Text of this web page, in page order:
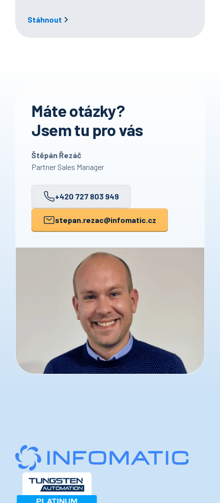
Stáhnout
Máte otázky?
Jsem tu pro vás
Štěpán Řezáč
Partner Sales Manager
+420 727 803 949
stepan.rezac@infomatic.cz